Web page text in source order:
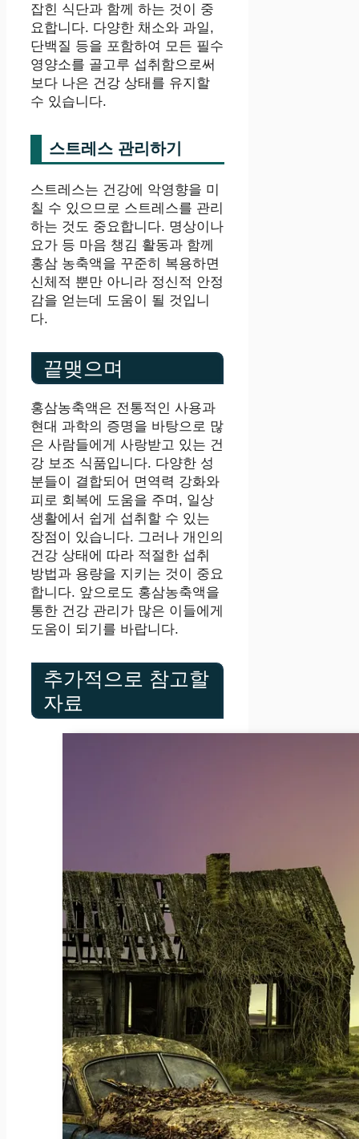
잡힌 식단과 함께 하는 것이 중
요합니다. 다양한 채소와 과일,
단백질 등을 포함하여 모든 필수
영양소를 골고루 섭취함으로써
보다 나은 건강 상태를 유지할
수 있습니다.
스트레스 관리하기
스트레스는 건강에 악영향을 미
칠 수 있으므로 스트레스를 관리
하는 것도 중요합니다. 명상이나
요가 등 마음 챙김 활동과 함께
홍삼 농축액을 꾸준히 복용하면
신체적 뿐만 아니라 정신적 안정
감을 얻는데 도움이 될 것입니
다.
끝맺으며
홍삼농축액은 전통적인 사용과
현대 과학의 증명을 바탕으로 많
은 사람들에게 사랑받고 있는 건
강 보조 식품입니다. 다양한 성
분들이 결합되어 면역력 강화와
피로 회복에 도움을 주며, 일상
생활에서 쉽게 섭취할 수 있는
장점이 있습니다. 그러나 개인의
건강 상태에 따라 적절한 섭취
방법과 용량을 지키는 것이 중요
합니다. 앞으로도 홍삼농축액을
통한 건강 관리가 많은 이들에게
도움이 되기를 바랍니다.
추가적으로 참고할
자료